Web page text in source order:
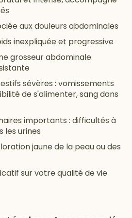
aux douleurs abdominales
inexpliquée et progressive
grosseur abdominale
sévères : vomissements
de s'alimenter, sang dans
importants : difficultés à
les urines
jaune de la peau ou des
sur votre qualité de vie